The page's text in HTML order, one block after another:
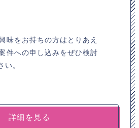
味をお持ちの方はとりあえ
件への申し込みをぜひ検討
。
詳細を見る